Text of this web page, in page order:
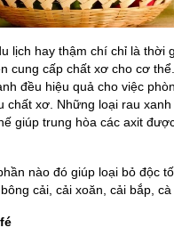
lịch hay thậm chí chỉ là thời
cung cấp chất xơ cho cơ
đều hiệu quả cho việc
chất xơ. Những loại rau
giúp trung hòa các axit
nào đó giúp loại bỏ độc
cải, cải xoăn, cải bắp, cà